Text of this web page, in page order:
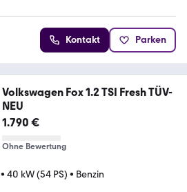
Kontakt Parken
Volkswagen Fox 1.2 TSI Fresh TÜV-
NEU
1.790 €
Ohne Bewertung
• 40 kW (54 PS) • Benzin